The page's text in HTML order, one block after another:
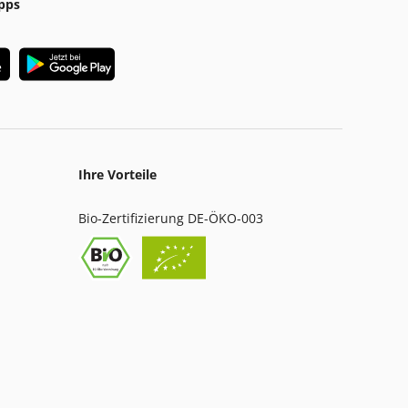
Ihre Vorteile
Bio-Zertifizierung DE-ÖKO-003